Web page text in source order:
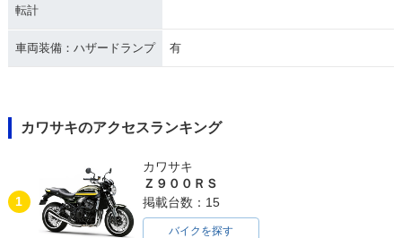
転計
車両装備：ハザードランプ 有
カワサキのアクセスランキング
1
カワサキ
Ｚ９００ＲＳ
掲載台数：15
バイクを探す